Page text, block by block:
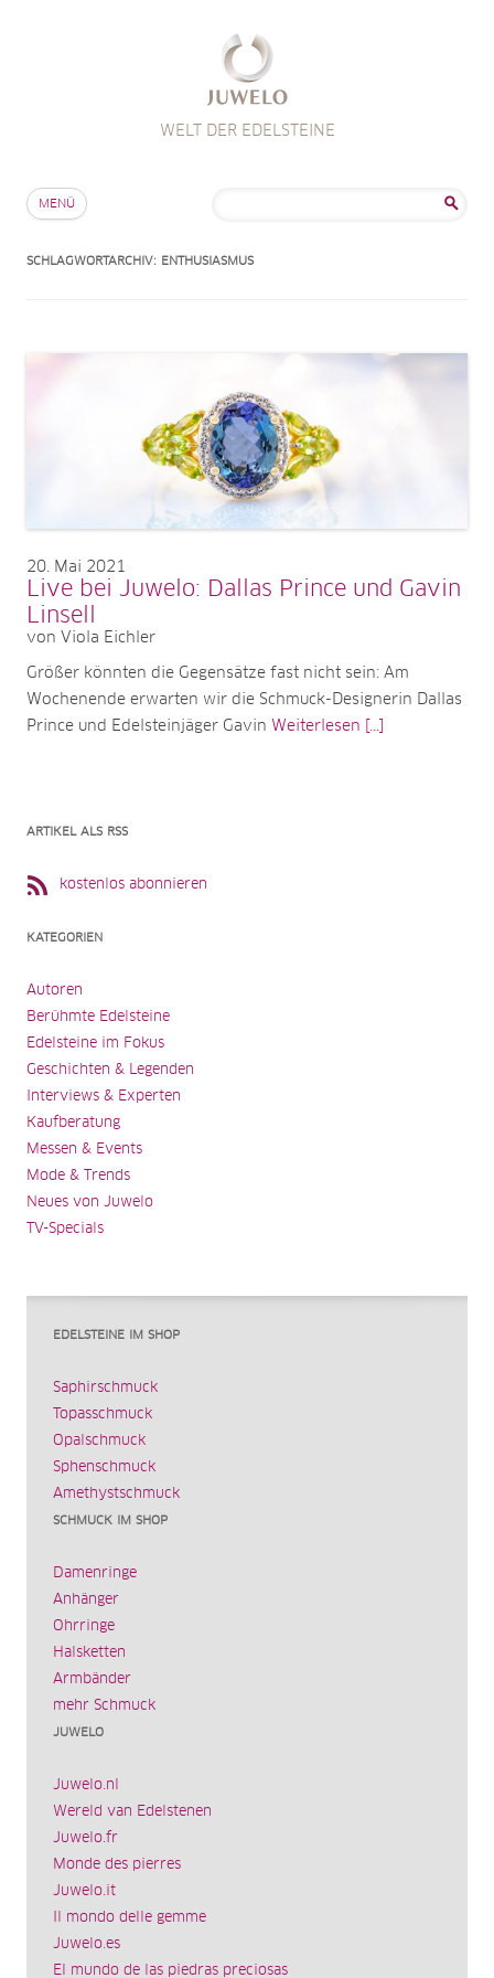
WELT DER EDELSTEINE
MENÜ
SCHLAGWORTARCHIV: ENTHUSIASMUS
20 Mai 2021
Live bei Juwelo: Dallas Prince und Gavin
Linsell
von Viola Eichler
Größer könnten die Gegensätze fast nicht sein: Am
Wochenende erwarten wir die Schmuck-Designerin Dallas
Prince und Edelsteinjäger Gavin Weiterlesen [...]
ARTIKEL ALS RSS
kostenlos abonnieren
KATEGORIEN
Autoren
Berühmte Edelsteine
Edelsteine im Fokus
Geschichten & Legenden
Interviews & Experten
Kaufberatung
Messen & Events
Mode & Trends
Neues von Juwelo
TV-Specials
EDELSTEINE IM SHOP
Saphirschmuck
Topasschmuck
Opalschmuck
Sphenschmuck
Amethystschmuck
SCHMUCK IM SHOP
Damenringe
Anhänger
Ohrringe
Halsketten
Armbänder
mehr Schmuck
JUWELO
Juwelo.nl
Wereld van Edelstenen
Juwelo.fr
Monde des pierres
Juwelo.it
Il mondo delle gemme
Juwelo.es
El mundo de las piedras preciosas